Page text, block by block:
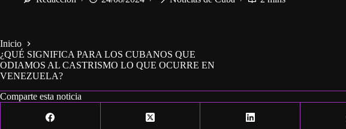
Inicio
¿QUÉ SIGNIFICA PARA LOS CUBANOS QUE
ODIAMOS AL CASTRISMO LO QUE OCURRE EN
VENEZUELA?
Comparte esta noticia